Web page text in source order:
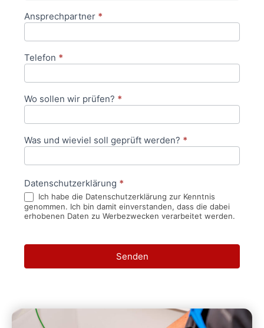
Ansprechpartner *
Telefon *
Wo sollen wir prüfen? *
Was und wieviel soll geprüft werden? *
Datenschutzerklärung *
Ich habe die Datenschutzerklärung zur Kenntnis
genommen. Ich bin damit einverstanden, dass die dabei
erhobenen Daten zu Werbezwecken verarbeitet werden.
Senden